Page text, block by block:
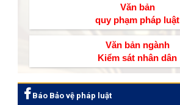
Văn bản
quy phạm pháp luật
Văn bản ngành
Kiểm sát nhân dân
Báo Bảo vệ pháp luật